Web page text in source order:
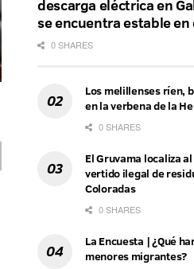
descarga eléctrica en
se encuentra estable en
0 SHARES
Los melillenses ríen,
en la verbena de la
0 SHARES
El Gruvama localiza
vertido ilegal de
Coloradas
0 SHARES
La Encuesta | ¿Qué
menores migrantes?